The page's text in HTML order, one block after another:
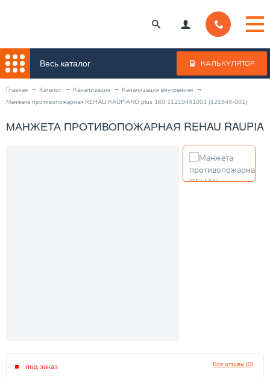
Весь каталог КАЛЬКУЛЯТОР
Главная Каталог Канализация
Канализация внутренняя
Манжета противопожарная REHAU RAUPIANO plus 160 11219441001 (121944-001)
МАНЖЕТА ПРОТИВОПОЖАРНАЯ REHAU
Все отзывы (0)
под заказ